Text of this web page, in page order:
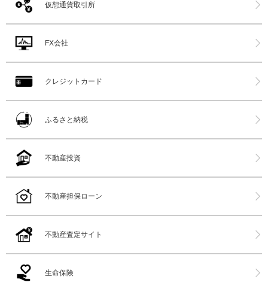
仮想通貨取引所
FX会社
クレジットカード
ふるさと納税
不動産投資
不動産担保ローン
不動産査定サイト
生命保険